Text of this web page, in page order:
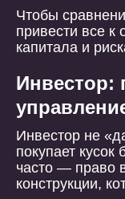
Чтобы
привести все к
капитала и
Инвестор:
Инвестор не
покупает
часто — право
конструкции,